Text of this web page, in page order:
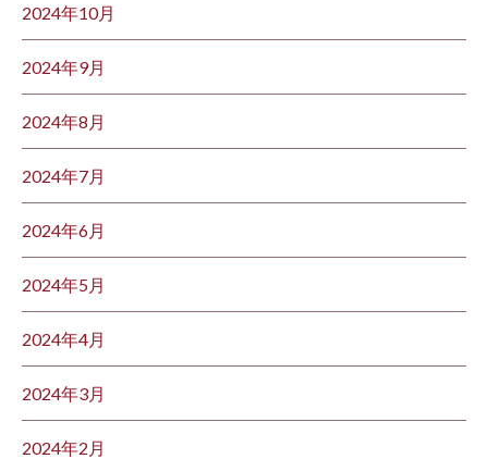
2024年10月
2024年9月
2024年8月
2024年7月
2024年6月
2024年5月
2024年4月
2024年3月
2024年2月